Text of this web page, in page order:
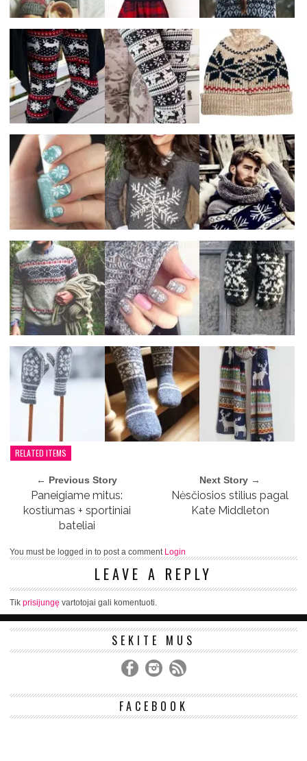
RELATED ITEMS
← Previous Story
Paneigiame mitus:
kostiumas + sportiniai
bateliai
Next Story →
Nėsčiosios stilius pagal
Kate Middleton
You must be logged in to post a comment Login
LEAVE A REPLY
Tik prisijungę vartotojai gali komentuoti.
SEKITE MUS
FACEBOOK